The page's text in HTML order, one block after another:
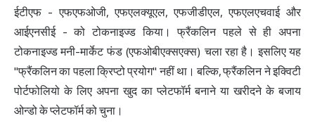
ईटीएफ - एफएफओजी, एफएलक्यूएल, एफजीडीएल, एफएलएचवाई और
आईएनसीई - को टोकनाइज्ड किया। फ्रैंकलिन पहले से ही अपना
टोकनाइज्ड मनी-मार्केट फंड (एफओबीएक्सएक्स) चला रहा है। इसलिए यह
"फ्रैंकलिन का पहला क्रिप्टो प्रयोग" नहीं था। बल्कि, फ्रैंकलिन ने इक्विटी
पोर्टफोलियो के लिए अपना खुद का प्लेटफॉर्म बनाने या खरीदने के बजाय
ओन्डो के प्लेटफॉर्म को चुना।